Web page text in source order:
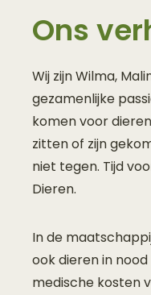
Ons
Wij zijn Wilma,
gezamenlijke
komen voor
zitten of zijn
niet tegen. Tijd
Dieren.
In de
ook dieren in
medische kosten